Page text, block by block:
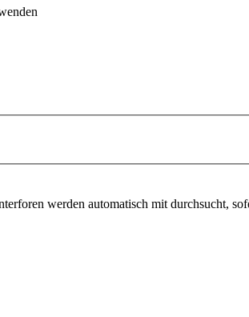
werden automatisch mit durchsucht,